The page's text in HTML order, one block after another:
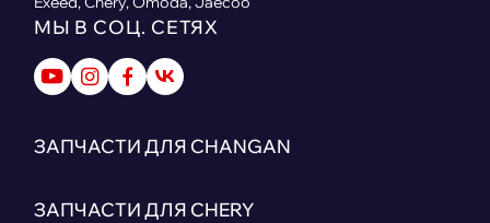
МЫ В СОЦ. СЕТЯХ
ЗАПЧАСТИ ДЛЯ CHANGAN
ЗАПЧАСТИ ДЛЯ CHERY